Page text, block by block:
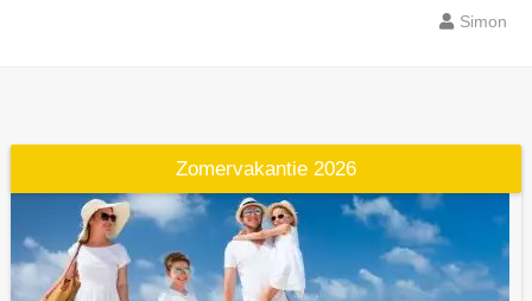
Simon
Zomervakantie 2026